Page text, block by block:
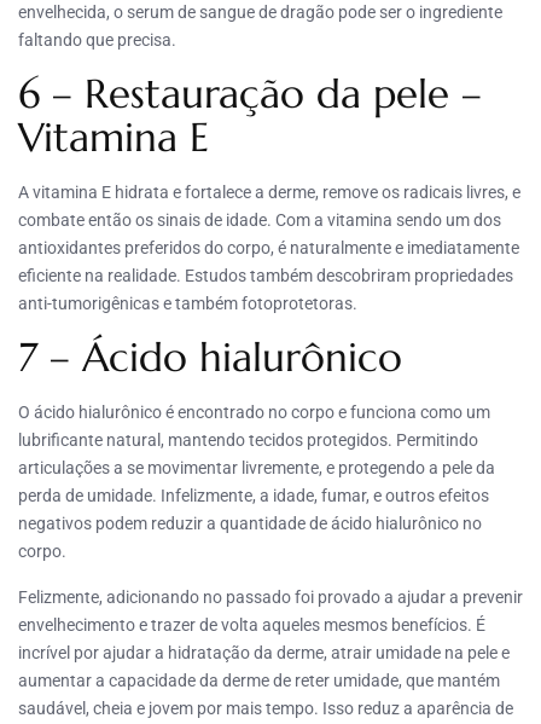
envelhecida, o serum de sangue de dragão pode ser o ingrediente
faltando que precisa.
6 – Restauração da pele –
Vitamina E
A vitamina E hidrata e fortalece a derme, remove os radicais livres, e
combate então os sinais de idade. Com a vitamina sendo um dos
antioxidantes preferidos do corpo, é naturalmente e imediatamente
eficiente na realidade. Estudos também descobriram propriedades
anti-tumorigênicas e também fotoprotetoras.
7 – Ácido hialurônico
O ácido hialurônico é encontrado no corpo e funciona como um
lubrificante natural, mantendo tecidos protegidos. Permitindo
articulações a se movimentar livremente, e protegendo a pele da
perda de umidade. Infelizmente, a idade, fumar, e outros efeitos
negativos podem reduzir a quantidade de ácido hialurônico no
corpo.
Felizmente, adicionando no passado foi provado a ajudar a prevenir
envelhecimento e trazer de volta aqueles mesmos benefícios. É
incrível por ajudar a hidratação da derme, atrair umidade na pele e
aumentar a capacidade da derme de reter umidade, que mantém
saudável, cheia e jovem por mais tempo. Isso reduz a aparência de